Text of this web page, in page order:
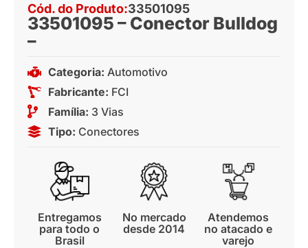
Cód. do Produto:33501095
33501095 – Conector Bulldog
–
Categoria: Automotivo
Fabricante: FCI
Família: 3 Vias
Tipo: Conectores
Entregamos
para todo o
Brasil
No mercado
desde 2014
Atendemos
no atacado e
varejo